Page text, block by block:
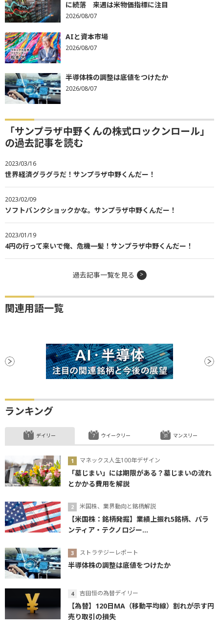
に続落 来週は米物価指標に注目
2026/08/07
AIと資本市場
2026/08/07
半導体株の調整は底値をつけたか
2026/08/07
「サンプラザ中野くんの株式ロックンロール」
の過去記事を読む
2023/03/16
世界経済グラグラだ！サンプラザ中野くんだー！
2023/02/09
ソフトバンクショックかな。サンプラザ中野くんだー！
2023/01/19
4円の行って来いで俺、危機一髪！サンプラザ中野くんだー！
過去記事一覧を見る
関連用語一覧
ランキング
デイリー
マネックス人生100年デザイン
「墓じまい」には期限がある？墓じまいの流れ
とかかる費用を解説
米国株、業界動向と銘柄解説
【米国株：銘柄発掘】業績上振れ5銘柄、パラ
ンティア・テクノロジー...
ストラテジーレポート
半導体株の調整は底値をつけたか
吉田恒の為替デイリー
【為替】120日MA（移動平均線）割れが示す円
売り取引の損失
ウイークリー マンスリー